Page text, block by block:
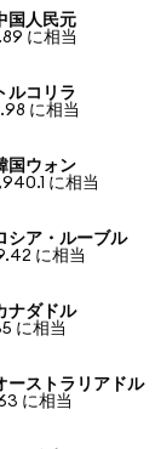
国人民元
に相当
ルコリラ
に相当
国ウォン
に相当
シア・ルーブル
に相当
ナダドル
に相当
ーストラリアドル
に相当